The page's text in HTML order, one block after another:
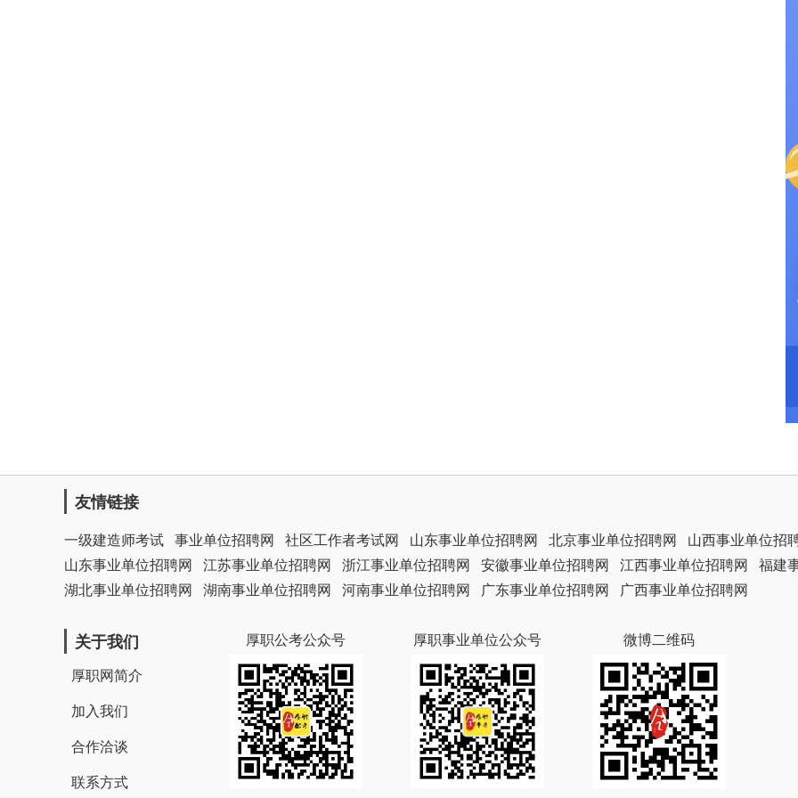
友情链接
一级建造师考试 事业单位招聘网 社区工作者考试网 山东事业单位招聘网 北京事业单位招聘网
山西事业单位招
山东事业单位招聘网 江苏事业单位招聘网 浙江事业单位招聘网 安徽事业单位招聘网 江西事业单位招聘网 福建
湖北事业单位招聘网 湖南事业单位招聘网 河南事业单位招聘网 广东事业单位招聘网 广西事业单位招聘网
关于我们
厚职网简介
加入我们
合作洽谈
联系方式
厚职公考公众号 厚职事业单位公众号 微博二维码